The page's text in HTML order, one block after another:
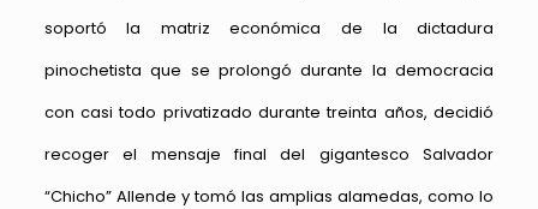
soportó la matriz económica de la dictadura
pinochetista que se prolongó durante la democracia
con casi todo privatizado durante treinta años, decidió
recoger el mensaje final del gigantesco Salvador
“Chicho” Allende y tomó las amplias alamedas, como lo